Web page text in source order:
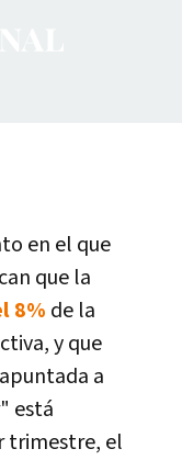
en el que
que la
8% de la
y que
a
está
trimestre, el